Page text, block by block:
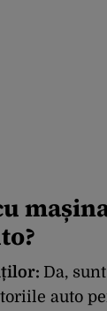
Da,
auto